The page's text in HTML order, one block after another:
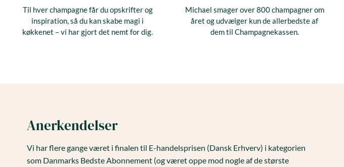
Til hver champagne får du opskrifter og
inspiration, så du kan skabe magi i
køkkenet – vi har gjort det nemt for dig.
Michael smager over 800 champagner om
året og udvælger kun de allerbedste af
dem til Champagnekassen.
Anerkendelser
Vi har flere gange været i finalen til E-handelsprisen (Dansk Erhverv) i kategorien
som Danmarks Bedste Abonnement (og været oppe mod nogle af de største